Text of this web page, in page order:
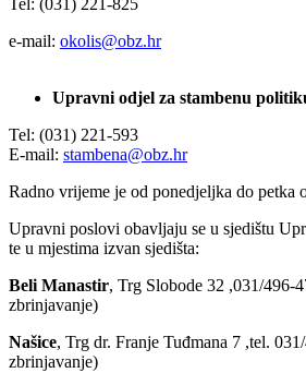
Tel: (031) 221-825
e-mail: okolis@obz.hr
Upravni odjel za stambenu
Tel: (031) 221-593
E-mail: stambena@obz.hr
Radno vrijeme je od ponedjeljka do petka
Upravni poslovi obavljaju se u sjedištu
te u mjestima izvan sjedišta:
Beli Manastir, Trg Slobode 32 ,031/496-
zbrinjavanje)
Našice, Trg dr. Franje Tuđmana 7 ,tel.
zbrinjavanje)